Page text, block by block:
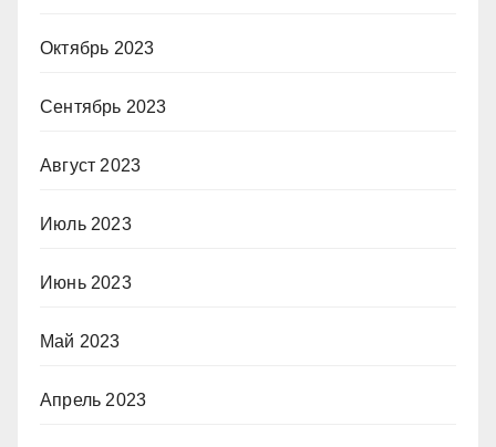
Октябрь 2023
Сентябрь 2023
Август 2023
Июль 2023
Июнь 2023
Май 2023
Апрель 2023